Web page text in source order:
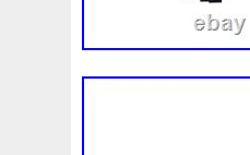
votre expert
d’expédition
aussi un de